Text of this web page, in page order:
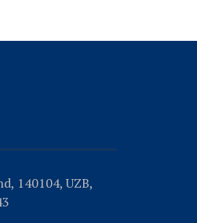
140104, UZB,